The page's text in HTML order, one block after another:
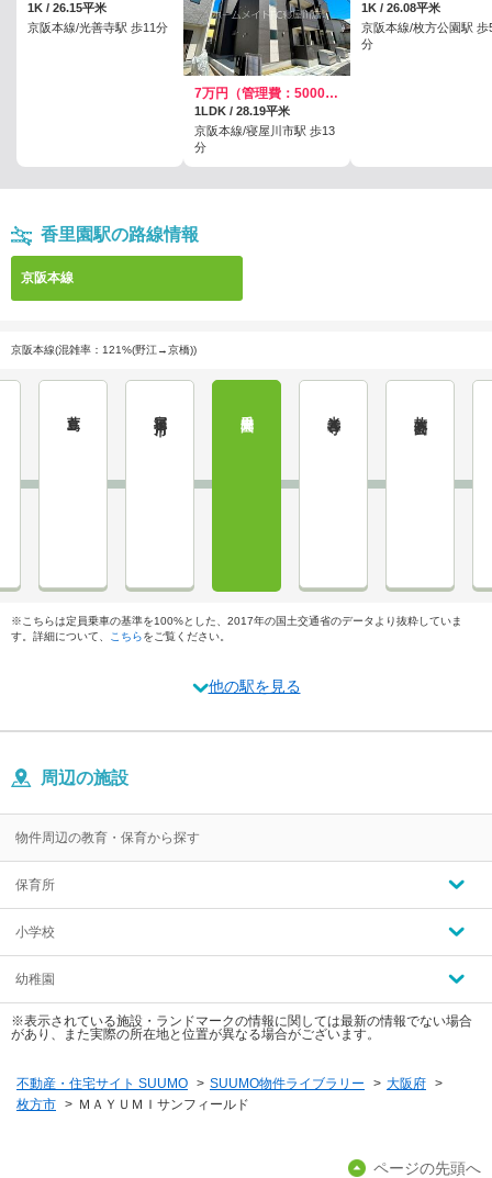
1K / 26.15平米
京阪本線/光善寺駅 歩11分
7万円（管理費：5000円）
1LDK / 28.19平米
京阪本線/寝屋川市駅 歩13
分
1K / 26.08平米
京阪本線/枚方公園駅 歩
分
香里園駅の路線情報
京阪本線
京阪本線(混雑率：121%(野江→京橋))
※こちらは定員乗車の基準を100%とした、2017年の国土交通省のデータより抜粋していま
す。詳細について、
こちらをご覧ください。
他の駅を見る
周辺の施設
物件周辺の教育・保育から探す
保育所
小学校
幼稚園
※表示されている施設・ランドマークの情報に関しては最新の情報でない場合
があり、また実際の所在地と位置が異なる場合がございます。
不動産・住宅サイト SUUMO > SUUMO物件ライブラリー > 大阪府 >
枚方市 > ＭＡＹＵＭＩサンフィールド
ページの先頭へ